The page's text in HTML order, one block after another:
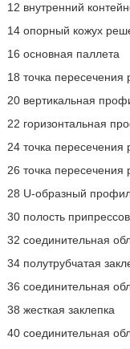
12 внутренний
14 опорный кожух
16 основная паллета
18 точка
20 вертикальная
22 горизонтальная
24 точка
26 точка
28 U-образный
30 полость
32 соединительная
34 полутрубчатая
36 соединительная
38 жесткая заклепка
40 соединительная